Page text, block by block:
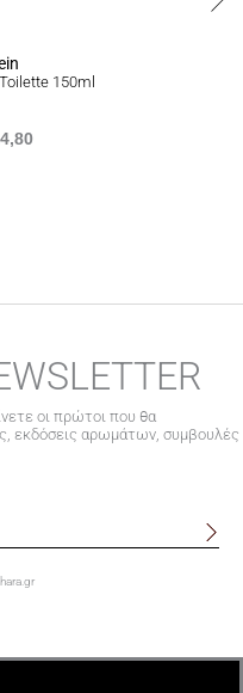
150ml
οι πρώτοι που θα
εκδόσεις αρωμάτων, συμβουλές